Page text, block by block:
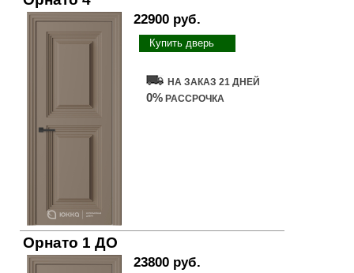
22900 руб.
Купить дверь
НА ЗАКАЗ 21 ДНЕЙ
0% РАССРОЧКА
Орнато 1 ДО
23800 руб.